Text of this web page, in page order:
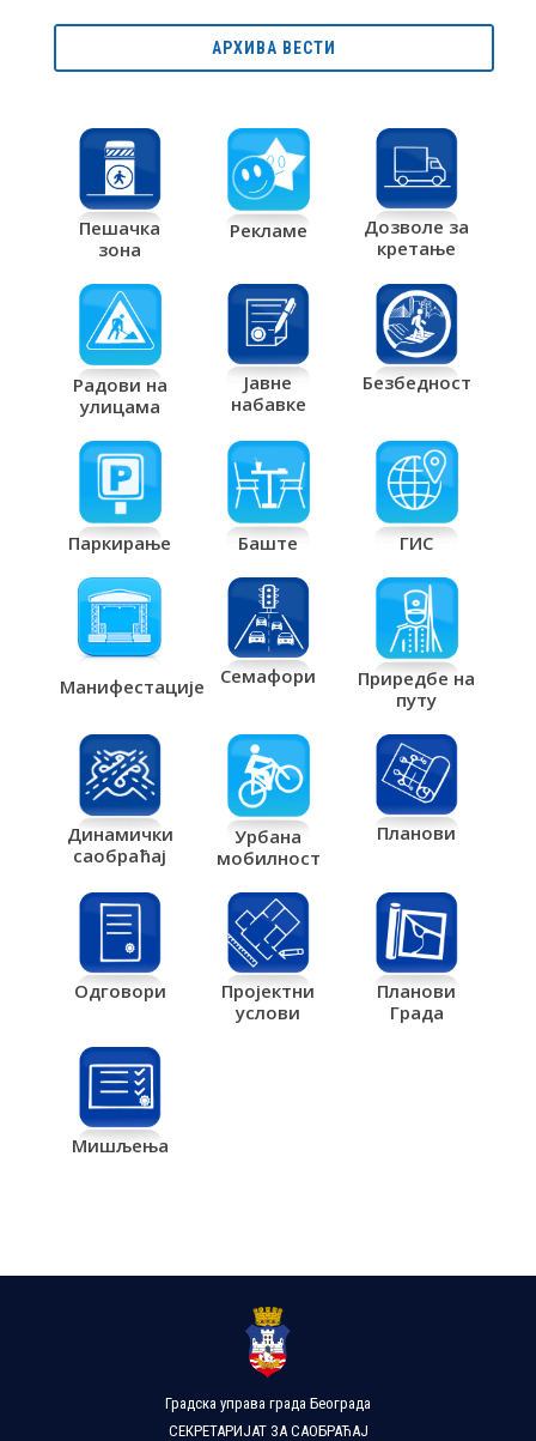
АРХИВА ВЕСТИ
Пешачка
зона
Рекламе
Дозволе за
кретање
Радови на
улицама
Јавне
набавке
Безбедност
Паркирање Баште ГИС
Манифестације Семафори
Приредбе на
путу
Динамички
саобраћај
Урбана
мобилност
Планови
Одговори
Пројектни
услови
Планови
Града
Мишљења
Градска управа града Београда
СЕКРЕТАРИЈАТ ЗА САОБРАЋАЈ